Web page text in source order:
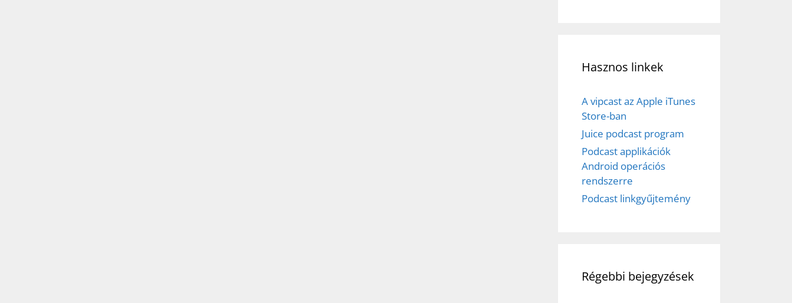
Hasznos linkek
A vipcast az Apple iTunes
Store-ban
Juice podcast program
Podcast applikációk
Android operációs
rendszerre
Podcast linkgyűjtemény
Régebbi bejegyzések